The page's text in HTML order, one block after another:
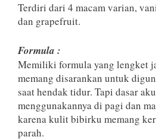
Terdiri dari 4 macam varian,
dan grapefruit.
Formula :
Memiliki formula yang lengket
memang disarankan untuk
saat hendak tidur. Tapi dasar
menggunakannya di pagi dan
karena kulit bibirku memang
parah.